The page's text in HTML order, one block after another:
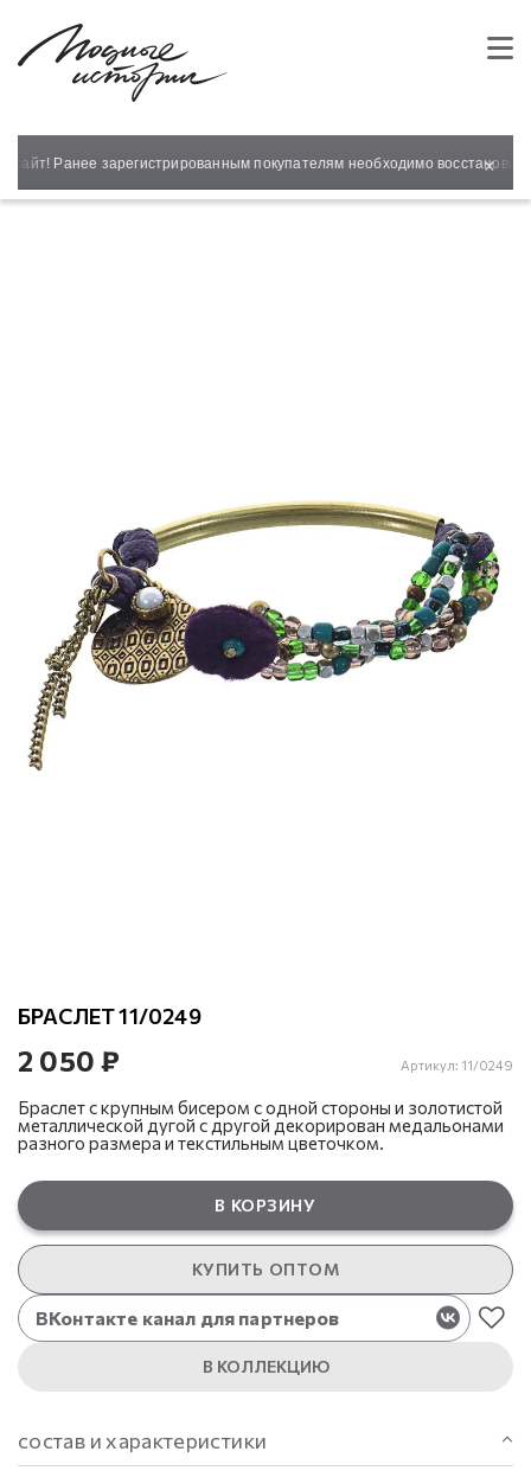
Ранее зарегистрированным покупателям необходимо ×
БРАСЛЕТ 11/0249
2 050 ₽ Артикул: 11/0249
Браслет с крупным бисером с одной стороны и золотистой
металлической дугой с другой декорирован медальонами
разного размера и текстильным цветочком.
В КОРЗИНУ
КУПИТЬ ОПТОМ
ВКонтакте канал для партнеров
В КОЛЛЕКЦИЮ
состав и характеристики